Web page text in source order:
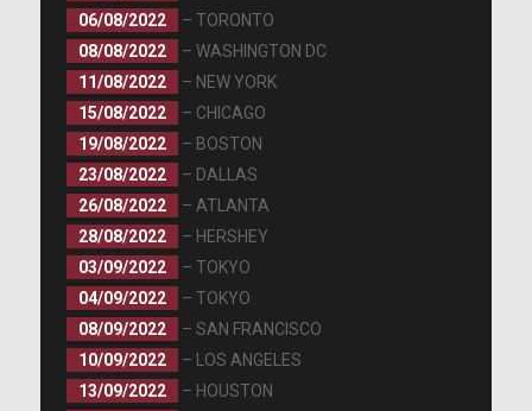
06/08/2022
– TORONTO
08/08/2022
– WASHINGTON DC
11/08/2022
– NEW YORK
15/08/2022
– CHICAGO
19/08/2022
– BOSTON
23/08/2022
– DALLAS
26/08/2022
– ATLANTA
28/08/2022
– HERSHEY
03/09/2022
– TOKYO
04/09/2022
– TOKYO
08/09/2022
– SAN FRANCISCO
10/09/2022
– LOS ANGELES
13/09/2022
– HOUSTON